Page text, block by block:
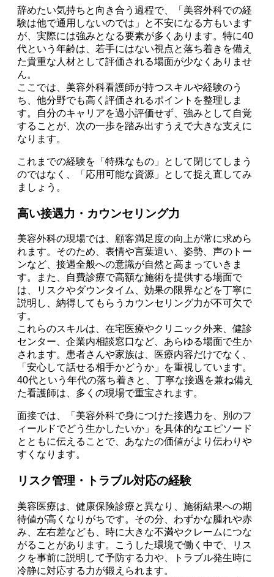
辞めたい気持ちと向き合う過程で、「美容外科での経
験は他で通用しないのでは」と不安になる方もいます
が、実際には強みとなる要素が多くあります。特に40
代という年齢は、若手にはない視点と落ち着きを備え
た貴重な人材として評価される場面が少なくありませ
ん。
ここでは、美容外科看護師が持つスキルや経験のう
ち、他分野でも高く評価されるポイントを整理しま
す。自分のキャリアを過小評価せず、強みとして自覚
することが、次の一歩を踏み出すうえで大きな支えに
なります。
これまでの経験を「特殊なもの」として閉じてしまう
のではなく、「応用可能な資源」として捉え直してみ
ましょう。
高い接遇力・カウンセリング力
美容外科の現場では、顧客満足度の向上が常に求めら
れます。そのため、表情や言葉遣い、姿勢、声のトー
ンなど、接遇全般への意識が自然と高まっていきま
す。また、自費診療で高額な施術を提供する場面で
は、リスクやダウンタイム、効果の限界などを丁寧に
説明し、納得してもらうカウンセリング力が不可欠で
す。
これらのスキルは、在宅医療やクリニック外来、健診
センター、企業内相談窓口など、あらゆる場面で生か
されます。患者さんや家族は、医療内容だけでなく、
「安心して話せる相手かどうか」を重視しています。
40代という年代の落ち着きと、丁寧な接遇を兼ね備え
た看護師は、多くの現場で重宝されます。
面接では、「美容外科で身につけた接遇力を、別のフ
ィールドでどう生かしたいか」を具体的なエピソード
とともに伝えることで、あなたの価値がより伝わりや
すくなります。
リスク管理・トラブル対応の経験
美容医療は、健康保険診療と異なり、施術結果への期
待値が高くなりがちです。その分、わずかな腫れや赤
み、左右差なども、時に大きな不満やクレームにつな
がることがあります。こうした環境で働く中で、リス
クを事前に説明して予防する力や、トラブル発生時に
冷静に対応する力が鍛えられます。